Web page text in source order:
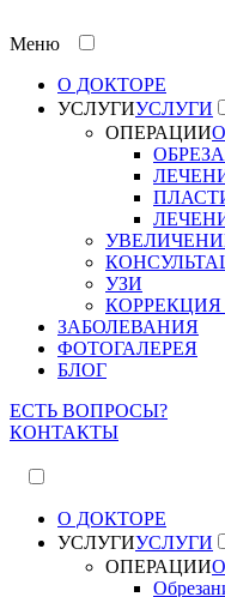
Меню
О ДОКТОРЕ
УСЛУГИУСЛУГИ
ОПЕРАЦИИ
УЗИ
ЗАБОЛЕВАНИЯ
ФОТОГАЛЕРЕЯ
БЛОГ
ЕСТЬ ВОПРОСЫ?
КОНТАКТЫ
О ДОКТОРЕ
УСЛУГИУСЛУГИ
ОПЕРАЦИИ